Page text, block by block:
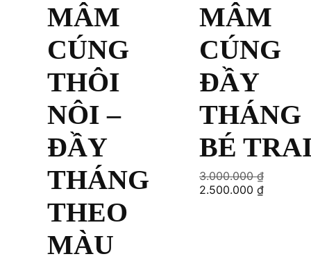
MÂM
CÚNG
THÔI
NÔI –
ĐẦY
THÁNG
THEO
MÀU
MÂM
CÚNG
ĐẦY
THÁNG
BÉ
3.000.000₫Original
price
2.500.000₫Current